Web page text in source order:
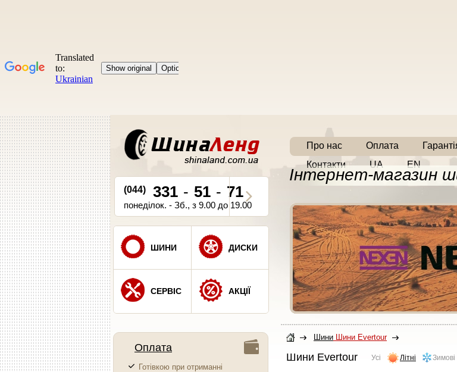
Про нас Оплата
Контакти
UA EN
(044) 331 - 51 - 71
понеділок. - Зб., з 9.00 до 19.00
Інтернет-магазин
ШИНИ ДИСКИ
СЕРВІС АКЦІЇ
Оплата
Готівкою при отриманні
Шини Шини Evertour
Шини Evertour Усі Літні Зимові